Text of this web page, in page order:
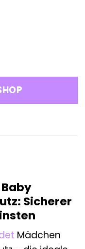
Sicherer
Mädchen